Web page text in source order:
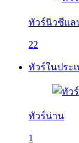
ทัวร์นิวซีแล
22
ทัวร์ในประ
ทัวร์น่าน
1